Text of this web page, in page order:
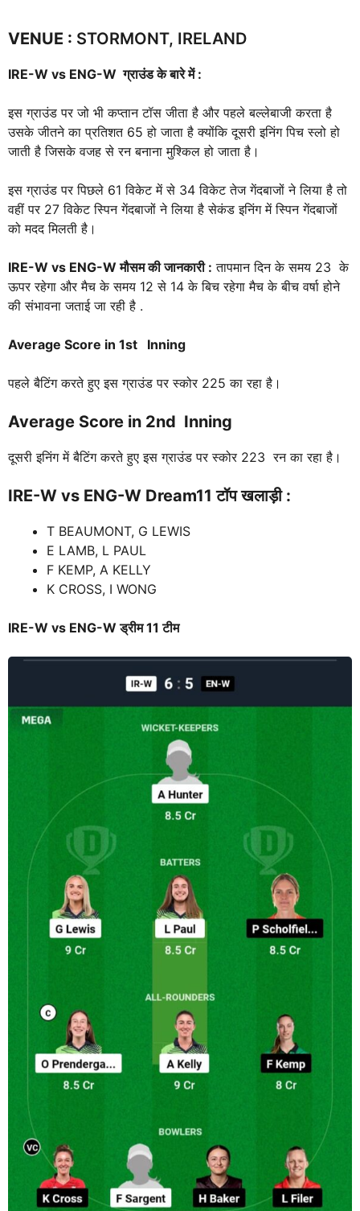
VENUE : STORMONT, IRELAND
IRE-W vs ENG-Wग्राउंड के बारे में :
इस ग्राउंड पर जो भी कप्तान टॉस जीता है और पहले बल्लेबाजी करता है
उसके जीतने का प्रतिशत 65 हो जाता है क्योंकि दूसरी इनिंग पिच स्लो हो
जाती है जिसके वजह से रन बनाना मुश्किल हो जाता है।
इस ग्राउंड पर पिछले 61 विकेट में से 34 विकेट तेज गेंदबाजों ने लिया है तो
वहीं पर 27 विकेट स्पिन गेंदबाजों ने लिया है सेकंड इनिंग में स्पिन गेंदबाजों
को मदद मिलती है।
IRE-W vs ENG-Wमौसम की जानकारी : तापमान दिन के समय 23 के
ऊपर रहेगा और मैच के समय 12 से 14 के बिच रहेगा मैच के बीच वर्षा होने
की संभावना जताई जा रही है .
Average Score in 1st Inning
पहले बैटिंग करते हुए इस ग्राउंड पर स्कोर 225 का रहा है।
Average Score in 2nd Inning
दूसरी इनिंग में बैटिंग करते हुए इस ग्राउंड पर स्कोर 223 रन का रहा है।
IRE-W vs ENG-W Dream11 टॉप खलाड़ी :
T BEAUMONT, G LEWIS
E LAMB, L PAUL
F KEMP, A KELLY
K CROSS, I WONG
IRE-W vs ENG-Wड्रीम 11 टीम